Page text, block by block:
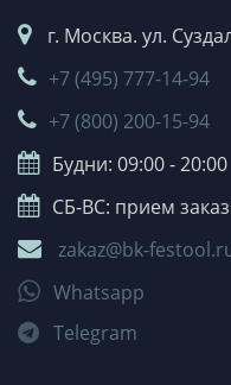
г. Москва. ул.
+7 (495) 777-14-94
+7 (800) 200-15-94
Будни: 09:00 - 20:00
СБ-ВС: прием
zakaz@bk-
Whatsapp
Telegram